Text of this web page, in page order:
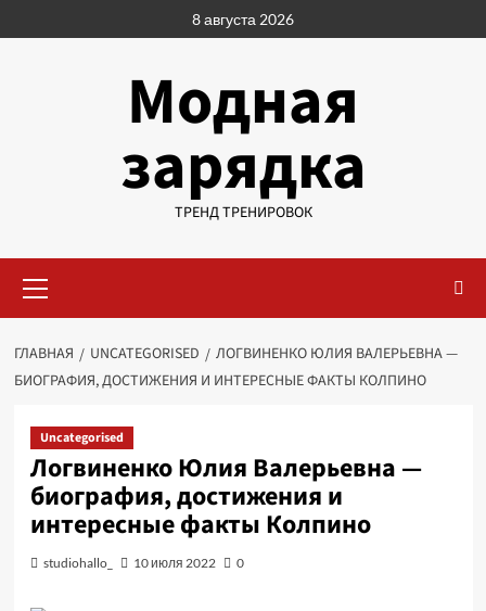
к
8 августа 2026
Модная
зарядка
ТРЕНД ТРЕНИРОВОК
меню
ГЛАВНАЯ UNCATEGORISED
ЛОГВИНЕНКО ЮЛИЯ ВАЛЕРЬЕВНА —
БИОГРАФИЯ, ДОСТИЖЕНИЯ И ИНТЕРЕСНЫЕ ФАКТЫ КОЛПИНО
Uncategorised
Логвиненко Юлия Валерьевна —
биография, достижения и
интересные факты Колпино
studiohallo_ 10 июля 2022 0